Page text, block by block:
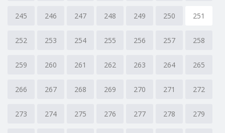
245 246 247 248 249 250 251
252 253 254 255 256 257 258
259 260 261 262 263 264 265
266 267 268 269 270 271 272
273 274 275 276 277 278 279